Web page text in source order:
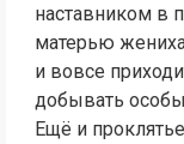
наставником в
матерью
и вовсе
добывать
Ещё и